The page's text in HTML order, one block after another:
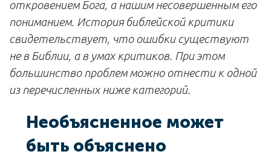
откровением Бога, а нашим несовершенным его
пониманием. История библейской критики
свидетельствует, что ошибки существуют
не в Библии, а в умах критиков. При этом
большинство проб­лем можно отнести к одной
из перечисленных ниже категорий.
Необъясненное может
быть объяснено